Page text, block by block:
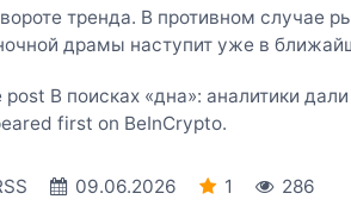
тренда. В противном случае
драмы наступит уже в
post В поисках «дна»: аналитики
first on BeInCrypto.
09.06.2026 1
286